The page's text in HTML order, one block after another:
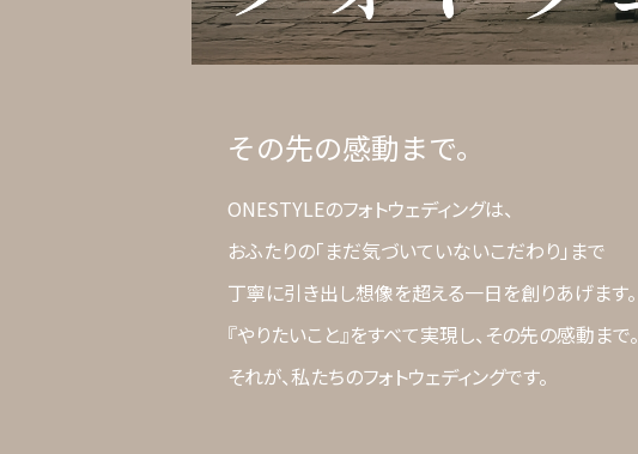
その先の感動まで。
ONESTYLEのフォトウェディングは、
おふたりの「まだ気づいていないこだわり」まで
丁寧に引き出し想像を超える一日を創りあげます。
『やりたいこと』をすべて実現し、その先の感動まで。
それが、私たちのフォトウェディングです。